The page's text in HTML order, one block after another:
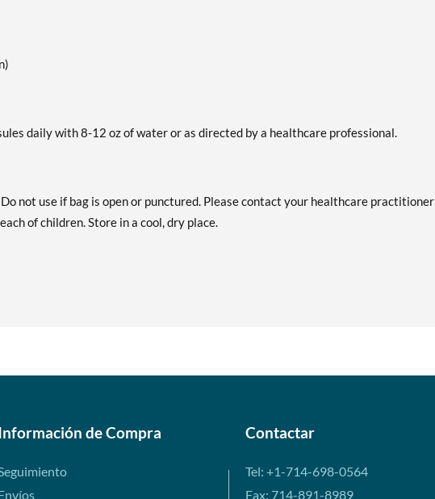
daily with 8-12 oz of water or as directed by a healthcare professional.
not use if bag is open or punctured. Please contact your healthcare practitioner
of children. Store in a cool, dry place.
de Compra Contactar
Tel: +1-714-698-0564
Fax: 714-891-8989